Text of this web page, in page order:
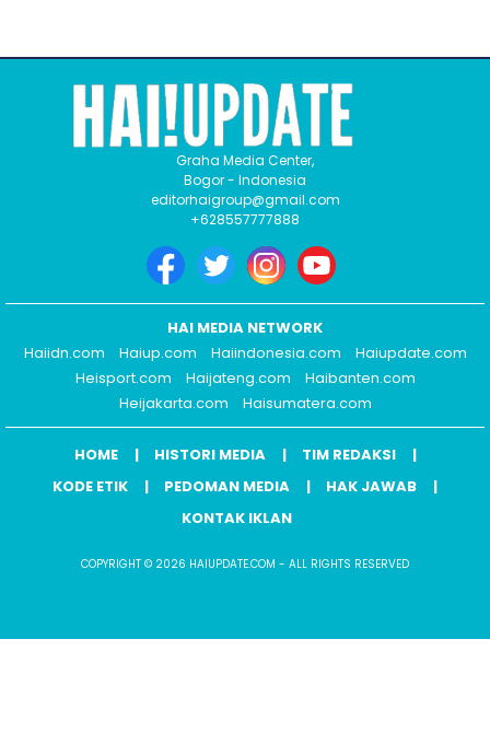
Graha Media Center,
Bogor - Indonesia
editorhaigroup@gmail.com
+628557777888
HAI MEDIA NETWORK
Haiidn.com
Haiup.com Haiindonesia.com
Haiupdate.com
Heisport.com
Haijateng.com
Haibanten.com
Heijakarta.com
Haisumatera.com
HOME HISTORI MEDIA
TIM REDAKSI
KODE ETIK
PEDOMAN MEDIA
HAK JAWAB
KONTAK IKLAN
COPYRIGHT © 2026 HAIUPDATE.COM - ALL RIGHTS RESERVED